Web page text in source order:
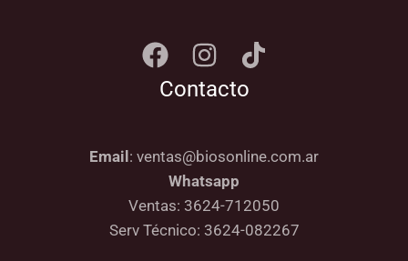
Contacto
Email : ventas@biosonline.com.ar
Whatsapp
Ventas: 3624-712050
Serv Técnico: 3624-082267